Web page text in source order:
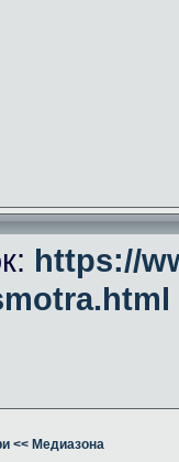
https://
<< Медиазона